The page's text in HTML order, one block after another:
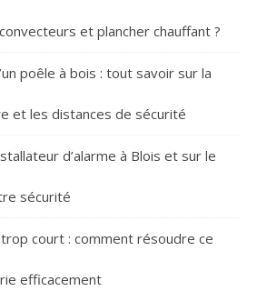
et plancher chauffant ?
poêle à bois : tout savoir sur la
et les distances de sécurité
d’alarme à Blois et sur le
sécurité
court : comment résoudre ce
efficacement